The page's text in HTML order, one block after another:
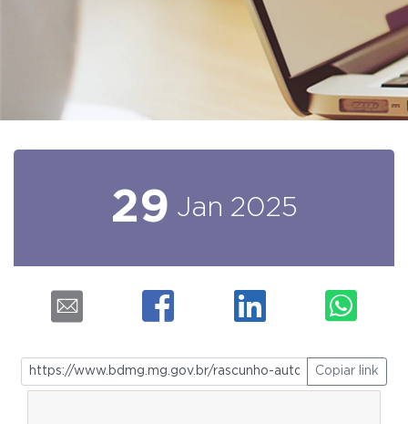
29 Jan 2025
Copiar link